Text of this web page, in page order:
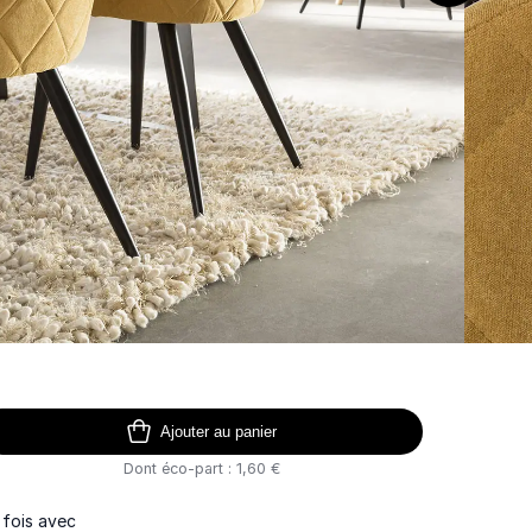
Ajouter au panier
Dont éco-part : 1,60 €
fois avec